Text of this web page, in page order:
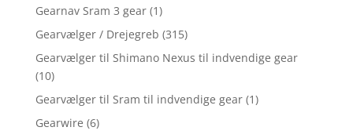
Gearnav Sram 3 gear (1)
Gearvælger / Drejegreb (315)
Gearvælger til Shimano Nexus til indvendige gear
(10)
Gearvælger til Sram til indvendige gear (1)
Gearwire (6)